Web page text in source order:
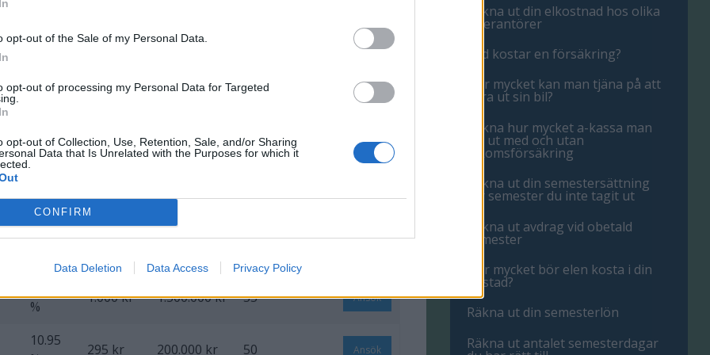
opt-out of the Sale of my Personal Data.
opt-out of processing my Personal Data for Targeted
opt-out of Collection, Use, Retention, Sale, and/or Sharing
Data that Is Unrelated with the Purposes for which it
CONFIRM
Data Deletion Data Access Privacy Policy
10.4 % 150 kr 150.000 kr Ansök
420 kr 550.000 kr 55 Ansök
%
1.500 kr 1.500.000 kr Ansök
%
15.99
%
1.000 kr 1.500.000 kr 55 Ansök
10.95
295 kr 200.000 kr 50 Ansök
Räkna ut din elkostnad hos olika
leverantörer
Vad kostar en försäkring?
Hur mycket kan man tjäna på att
hyra ut sin bil?
Räkna hur mycket a-kassa man
får ut med och utan
inkomsförsäkring
Räkna ut din semestersättning
för semester du inte tagit ut
Räkna ut avdrag vid obetald
semester
Hur mycket bör elen kosta i din
bostad?
Räkna ut din semesterlön
Räkna ut antalet semesterdagar